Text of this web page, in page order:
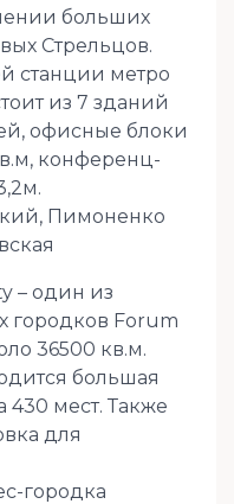
больших
Стрельцов.
станции метро
из 7 зданий
офисные блоки
конференц-
Пимоненко
– один из
городков Forum
36500 кв.м.
большая
430 мест. Также
для
городка